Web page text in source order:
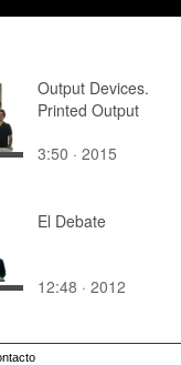
Output Devices.
Printed Output
3:50 · 2015
El Debate
12:48 · 2012